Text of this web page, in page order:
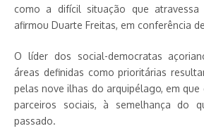
como a difícil situação que atravessa
afirmou Duarte Freitas, em conferência
O líder dos social-democratas
áreas definidas como prioritárias
pelas nove ilhas do arquipélago, em
parceiros sociais, à semelhança do
passado.